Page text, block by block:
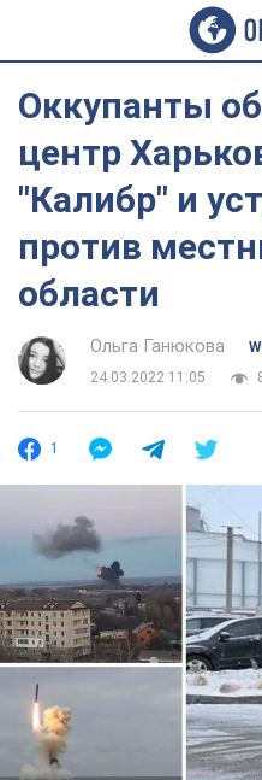
Оккупанты
центр
"Калибр" и
против
области
Ольга Ганюкова
24.03.2022 11:05
1